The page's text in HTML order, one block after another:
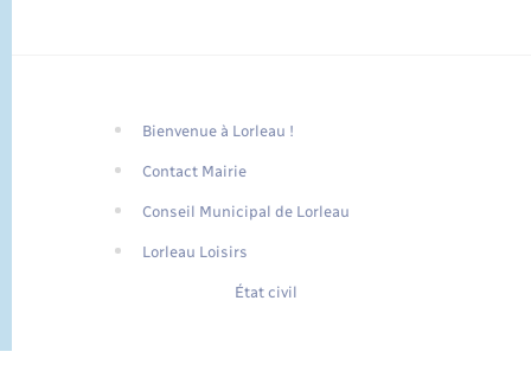
Traduction du
FR
Bienvenue à Lorleau !
Contact Mairie
Conseil Municipal de Lorleau
Lorleau Loisirs
État civil